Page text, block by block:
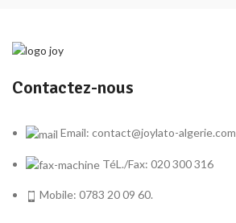
Contactez-nous
Email: contact@joylato-algerie.com
TéL./Fax: 020 300 316
Mobile: 0783 20 09 60.